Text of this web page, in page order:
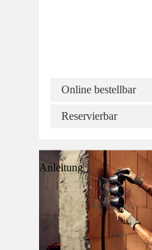
Online bestellbar
Reservierbar
Anleitung